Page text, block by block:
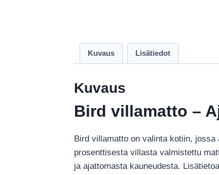
Kuvaus Lisätiedot
Kuvaus
Bird villamatto –
Bird villamatto on valinta kotiin,
prosenttisesta villasta valmistettu
ja ajattomasta kauneudesta.